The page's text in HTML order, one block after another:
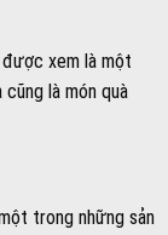
xem là một
là món quà
trong những sản